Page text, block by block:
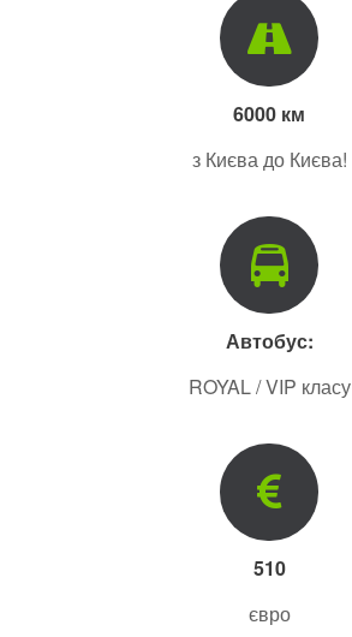
6000 км
з Києва до Києва!
Автобус:
ROYAL / VIP класу
510
євро